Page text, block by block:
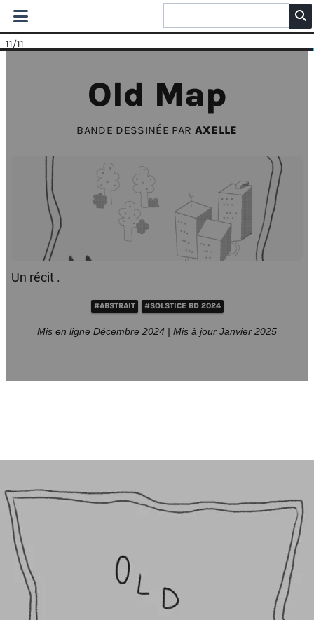
11/11
Old Map
BANDE DESSINÉE PAR AXELLE
Un récit .
#ABSTRAIT #SOLSTICE BD 2024
Mis en ligne Décembre 2024 | Mis à jour Janvier 2025